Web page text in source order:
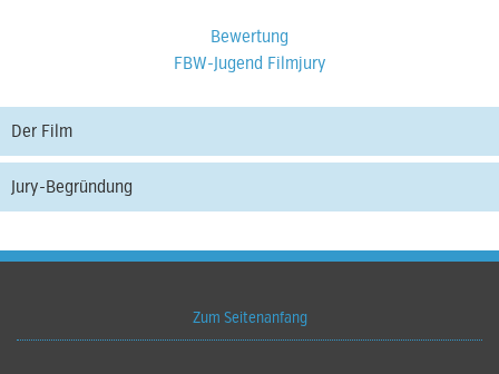
Bewertung
FBW-Jugend Filmjury
Der Film
Jury-Begründung
Zum Seitenanfang